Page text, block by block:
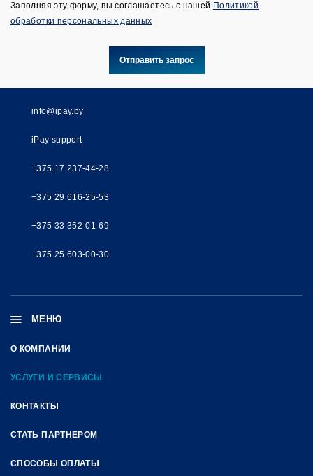
Заполняя эту форму, вы соглашаетесь с нашей Политикой
обработки персональных данных
Отправить запрос
info@ipay.by
iPay support
+375 17 237-44-28
+375 29 616-25-53
+375 33 352-01-69
+375 25 603-00-30
МЕНЮ
О КОМПАНИИ
УСЛУГИ И СЕРВИСЫ
КОНТАКТЫ
СТАТЬ ПАРТНЕРОМ
СПОСОБЫ ОПЛАТЫ